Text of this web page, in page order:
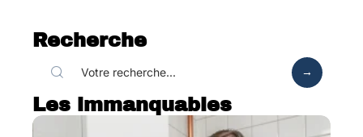
Recherche
Les immanquables